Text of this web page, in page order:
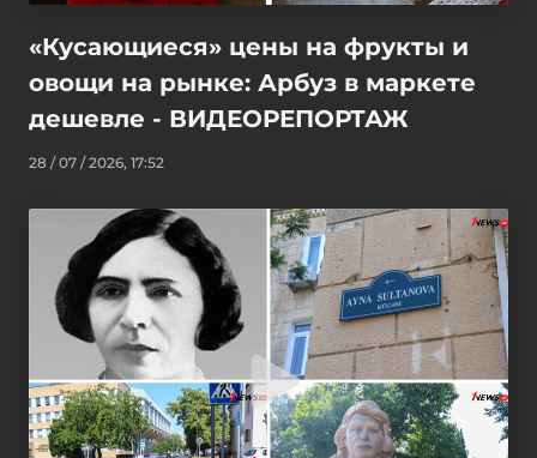
«Кусающиеся» цены на фрукты и
овощи на рынке: Арбуз в маркете
дешевле - ВИДЕОРЕПОРТАЖ
28 / 07 / 2026, 17:52